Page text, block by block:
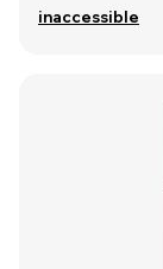
inaccessible